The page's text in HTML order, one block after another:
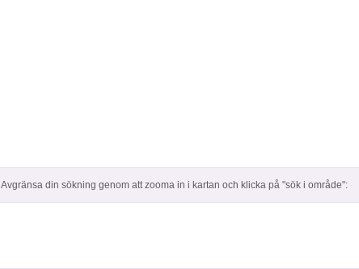
Avgränsa din sökning genom att zooma in i kartan och klicka på "sök i område":